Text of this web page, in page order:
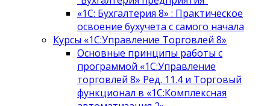
«1С: Бухгалтерия 8» : Практическое
освоение бухучета с самого начала
Курсы «1С:Управление Торговлей 8»
Основные принципы работы с
программой «1С:Управление
торговлей 8» Ред. 11.4 и Торговый
функционал в «1С:Комплексная